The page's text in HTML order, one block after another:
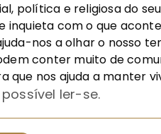
política e religiosa do
inquieta com o que
nos a olhar o nosso
conter muito de
que nos ajuda a manter
possível ler-se.